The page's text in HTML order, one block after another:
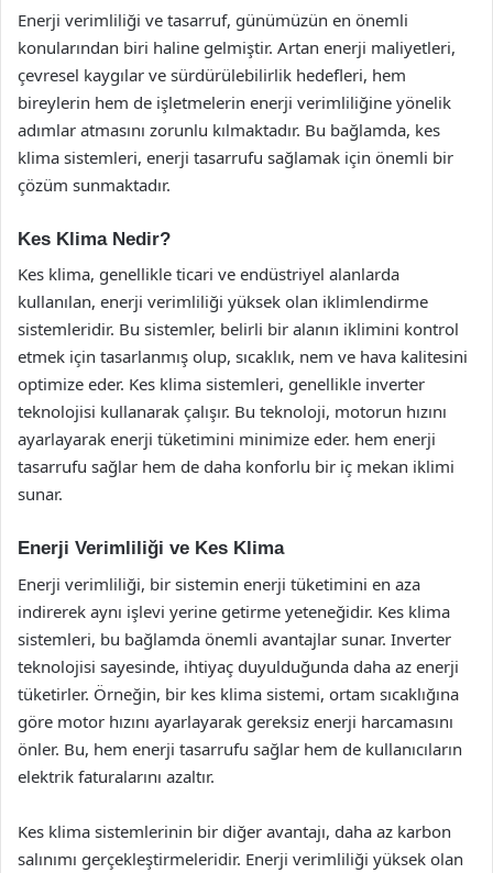
Enerji verimliliği ve tasarruf, günümüzün en önemli
konularından biri haline gelmiştir. Artan enerji maliyetleri,
çevresel kaygılar ve sürdürülebilirlik hedefleri, hem
bireylerin hem de işletmelerin enerji verimliliğine yönelik
adımlar atmasını zorunlu kılmaktadır. Bu bağlamda, kes
klima sistemleri, enerji tasarrufu sağlamak için önemli bir
çözüm sunmaktadır.
Kes Klima Nedir?
Kes klima, genellikle ticari ve endüstriyel alanlarda
kullanılan, enerji verimliliği yüksek olan iklimlendirme
sistemleridir. Bu sistemler, belirli bir alanın iklimini kontrol
etmek için tasarlanmış olup, sıcaklık, nem ve hava kalitesini
optimize eder. Kes klima sistemleri, genellikle inverter
teknolojisi kullanarak çalışır. Bu teknoloji, motorun hızını
ayarlayarak enerji tüketimini minimize eder. hem enerji
tasarrufu sağlar hem de daha konforlu bir iç mekan iklimi
sunar.
Enerji Verimliliği ve Kes Klima
Enerji verimliliği, bir sistemin enerji tüketimini en aza
indirerek aynı işlevi yerine getirme yeteneğidir. Kes klima
sistemleri, bu bağlamda önemli avantajlar sunar. Inverter
teknolojisi sayesinde, ihtiyaç duyulduğunda daha az enerji
tüketirler. Örneğin, bir kes klima sistemi, ortam sıcaklığına
göre motor hızını ayarlayarak gereksiz enerji harcamasını
önler. Bu, hem enerji tasarrufu sağlar hem de kullanıcıların
elektrik faturalarını azaltır.
Kes klima sistemlerinin bir diğer avantajı, daha az karbon
salınımı gerçekleştirmeleridir. Enerji verimliliği yüksek olan